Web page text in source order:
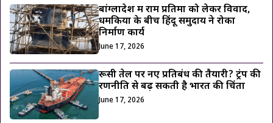
बांग्लादेश में राम प्रतिमा को लेकर विवाद,
धमकियों के बीच हिंदू समुदाय ने रोका
निर्माण कार्य
June 17, 2026
रूसी तेल पर नए प्रतिबंध की तैयारी? ट्रंप की
रणनीति से बढ़ सकती है भारत की चिंता
June 17, 2026